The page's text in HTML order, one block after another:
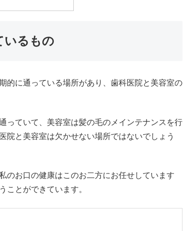
いるもの
的に通っている場所があり、歯科医院と美容室の
っていて、美容室は髪の毛のメインテナンスを行
院と美容室は欠かせない場所ではないでしょう
のお口の健康はこのお二方にお任せしています
ことができています。